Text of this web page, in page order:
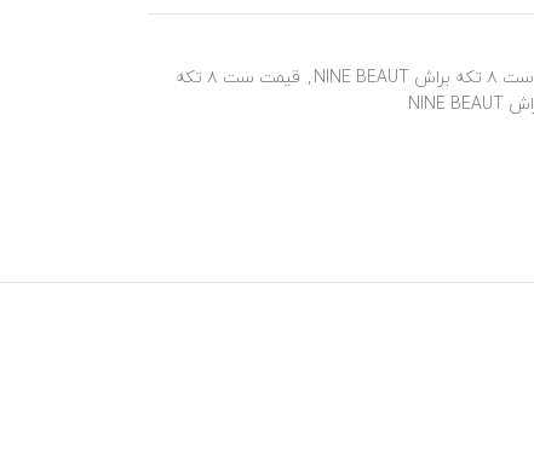
ست ۸ تکه براش NINE BEAUT ,
قیمت ست ۸ تکه